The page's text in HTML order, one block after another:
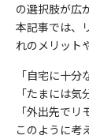
の選択肢が広
本記事では、
れのメリット
「自宅に十分
「たまには気
「外出先で
このように考